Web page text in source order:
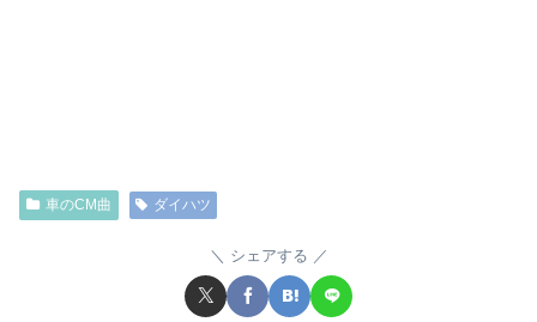
車のCM曲 ダイハツ
シェアする